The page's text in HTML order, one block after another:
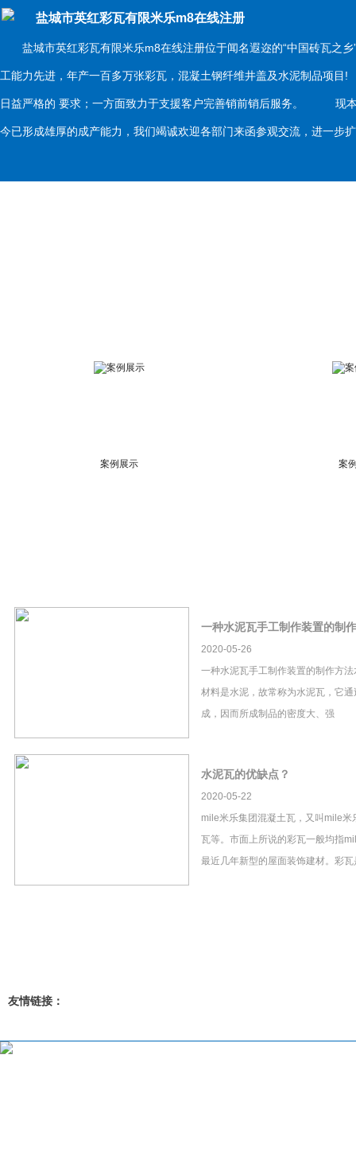
盐城市英红彩瓦有限米乐m8在线注册
盐城市英红彩瓦有限米乐m8在线注册位于闻名遐迩的“中国砖瓦之乡
工能力先进，年产一百多万张彩瓦，混凝土钢纤维井盖及水泥制品项
日益严格的 要求；一方面致力于支援客户完善销前销后服务。 现本
今已形成雄厚的成产能力，我们竭诚欢迎各部门来函参观交流，进一
案例展示 案
一种水泥瓦手工制作装置的制
2020-05-26
一种水泥瓦手工制作装置的制作方
材料是水泥，故常称为水泥瓦，它
成，因而所成制品的密度大、强
水泥瓦的优缺点？
2020-05-22
mile米乐集团混凝土瓦，又叫mile米
瓦等。市面上所说的彩瓦一般均指
最近几年新型的屋面装饰建材。彩
友情链接：